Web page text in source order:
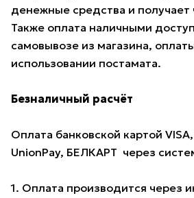
денежные средства и получает
Также оплата наличными
самовывозе из магазина,
использовании постамата.
Безналичный расчёт
Оплата банковской картой
UnionPay, БЕЛКАРТ через
1. Оплата производится через